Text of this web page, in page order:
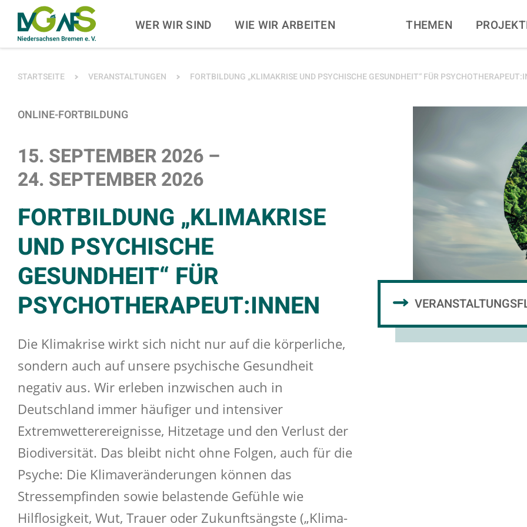
ZUM HAUPTINHALT SPRINGENWER WIR SIND WIE WIR ARBEITEN THEMEN
SIE BEFINDEN SICH HIER:
STARTSEITE VERANSTALTUNGEN FORTBILDUNG „KLIMAKRISE UND PSYCHISCHE GESUNDHEIT“ FÜR
ONLINE-FORTBILDUNG
15. SEPTEMBER 2026 –
24. SEPTEMBER 2026
FORTBILDUNG „KLIMAKRISE
UND PSYCHISCHE
GESUNDHEIT“ FÜR
PSYCHOTHERAPEUT:INNEN
Die Klimakrise wirkt sich nicht nur auf die körperliche,
sondern auch auf unsere psychische Gesundheit
negativ aus. Wir erleben inzwischen auch in
Deutschland immer häufiger und intensiver
Extremwetterereignisse, Hitzetage und den Verlust der
Biodiversität. Das bleibt nicht ohne Folgen, auch für die
Psyche: Die Klimaveränderungen können das
Stressempfinden sowie belastende Gefühle wie
Hilflosigkeit, Wut, Trauer oder Zukunftsängste („Klima-